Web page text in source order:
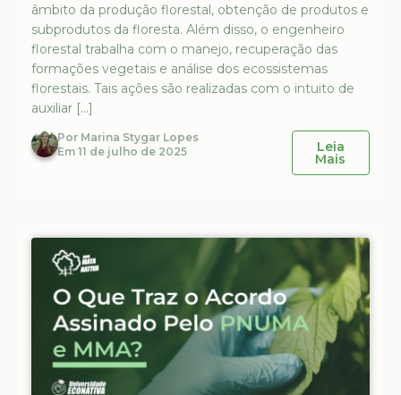
âmbito da produção florestal, obtenção de produtos e
subprodutos da floresta. Além disso, o engenheiro
florestal trabalha com o manejo, recuperação das
formações vegetais e análise dos ecossistemas
florestais. Tais ações são realizadas com o intuito de
auxiliar […]
Por Marina Stygar Lopes
Em 11 de julho de 2025 Leia
Mais